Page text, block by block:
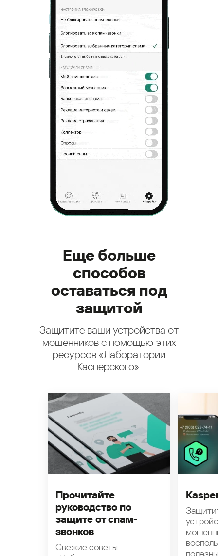
Еще больше
способов
оставаться под
защитой
Защитите ваши устройства от
мошенников с помощью этих
ресурсов «Лаборатории
Касперского».
Прочитайте
руководство по
защите от спам-
звонков
Свежие советы